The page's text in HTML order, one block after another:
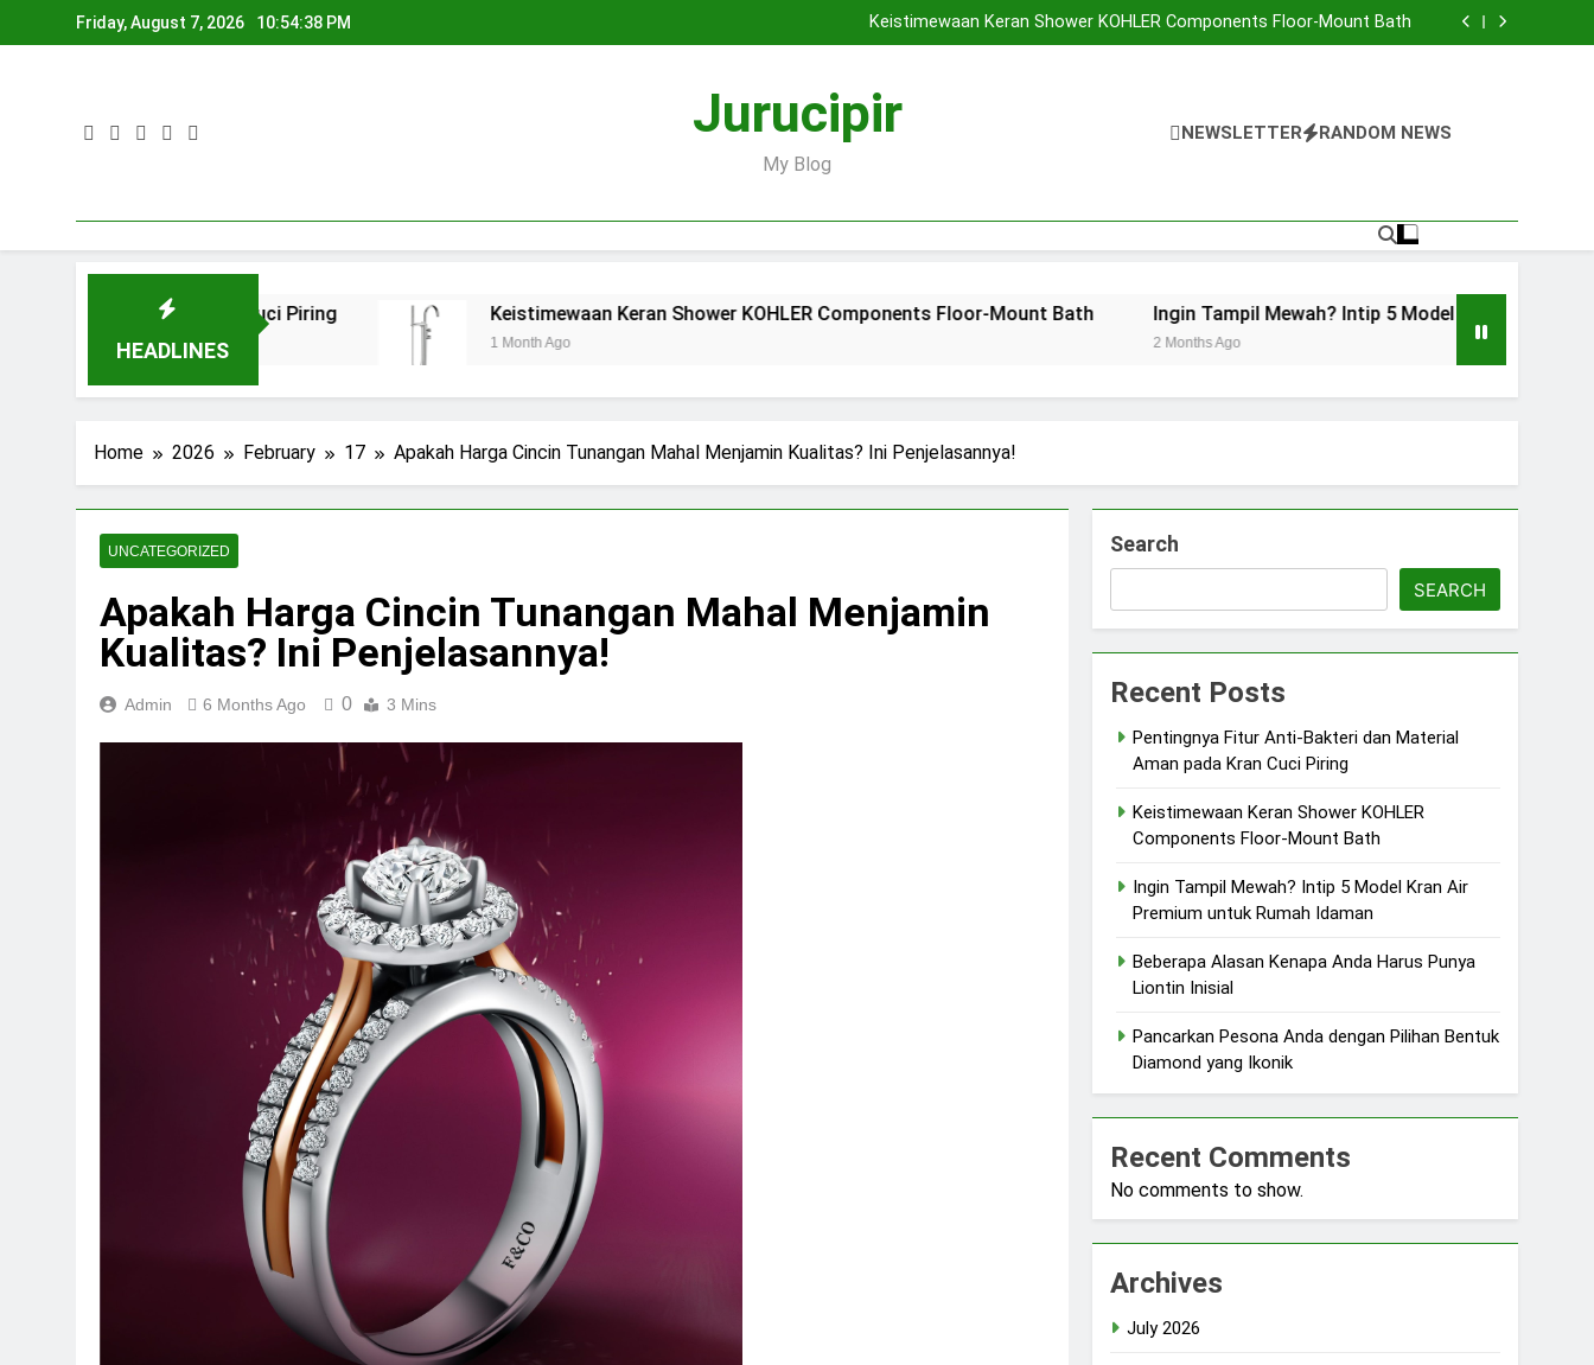
to
Friday, August 7, 2026 10:54:39 PM
Keistimewaan Keran Shower KOHLER Components Floor-Mount Bath
Ingin Tampil Mewah? Intip 5 Model Kran Air Premium untuk Rumah Idaman
Keistimewaan Keran Shower KOHLER Components Floor-Mount Bath
Ingin Tampil Mewah? Intip 5 Model Kran Air Premium untuk Rumah Idaman
Jurucipir
My Blog
NEWSLETTER RANDOM NEWS
HEADLINES
pada Kran Cuci Piring Keistimewaan Keran Shower KOHLER Components Floor-Mount Bath
1 Month Ago
Ingin Tampil Mewah? Intip 5 Model Kran Air Premium untuk
Home 2026 February 17 Apakah Harga Cincin Tunangan Mahal Menjamin Kualitas? Ini Penjelasannya!
UNCATEGORIZED
Apakah Harga Cincin Tunangan Mahal Menjamin
Kualitas? Ini Penjelasannya!
Admin 6 Months Ago 0 3 Mins
Search
SEARCH
Recent Posts
Pentingnya Fitur Anti-Bakteri dan Material
Aman pada Kran Cuci Piring
Keistimewaan Keran Shower KOHLER
Components Floor-Mount Bath
Ingin Tampil Mewah? Intip 5 Model Kran Air
Premium untuk Rumah Idaman
Beberapa Alasan Kenapa Anda Harus Punya
Liontin Inisial
Pancarkan Pesona Anda dengan Pilihan Bentuk
Diamond yang Ikonik
Recent Comments
No comments to show.
Archives
July 2026